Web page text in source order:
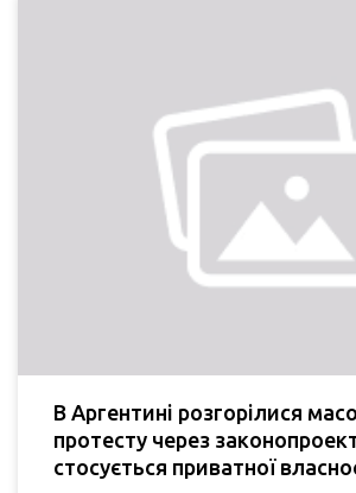
В Аргентині розгорілися
протесту через
стосується приватної